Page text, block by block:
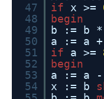
47
if x >=
48
begin
49
b := b *
50
a := a +
51
if a >=
52
begin
53
a := a -
54
x := b